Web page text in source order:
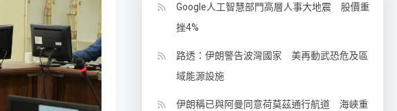
Google人工智慧部門高層人事大地震 股價重
挫4%
路透：伊朗警告波灣國家 美再動武恐危及區
域能源設施
伊朗稱已與阿曼同意荷莫茲通行航道 海峽重